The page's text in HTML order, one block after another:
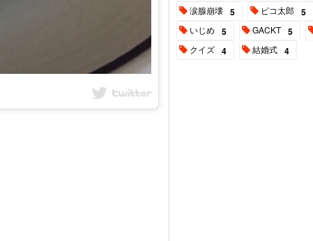
涙腺崩壊 5 ピコ太郎 5
いじめ 5 GACKT 5
クイズ 4 結婚式 4